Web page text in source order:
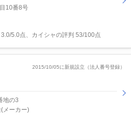
10番8号
3.0/5.0点、カイシャの評判 53/100点
2015/10/05に新規設立（法人番号登録）
地の3
メーカー)